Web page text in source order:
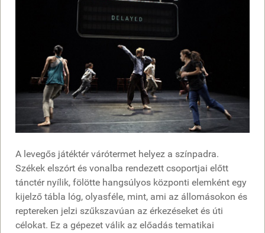
A levegős játéktér várótermet helyez a színpadra.
Székek elszórt és vonalba rendezett csoportjai előtt
tánctér nyílik, fölötte hangsúlyos központi elemként egy
kijelző tábla lóg, olyasféle, mint, ami az állomásokon és
reptereken jelzi szűkszavúan az érkezéseket és úti
célokat. Ez a gépezet válik az előadás tematikai